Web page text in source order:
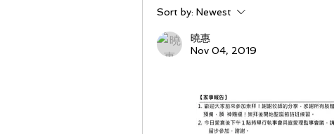
Sort by: Newest
曉惠
Nov 04, 2019